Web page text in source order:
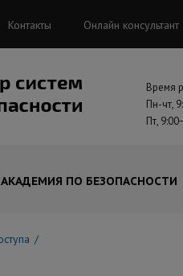
Контакты Онлайн консультант
Время
Пн-чт,
Пт,
АКАДЕМИЯ ПО БЕЗОПАСНОСТИ